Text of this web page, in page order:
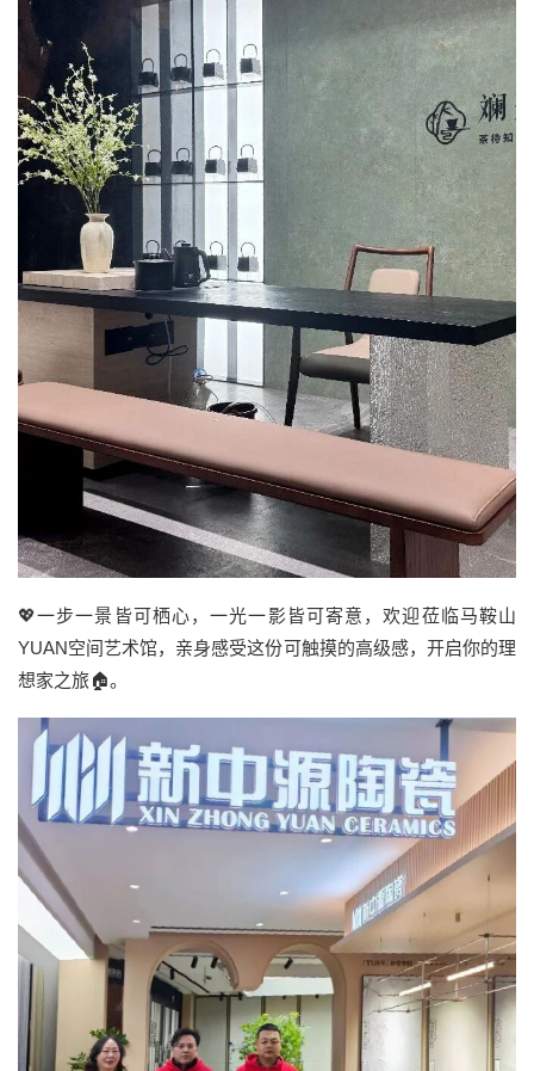
💖一步一景皆可栖心，一光一影皆可寄意，欢迎莅临马鞍山
YUAN空间艺术馆，亲身感受这份可触摸的高级感，开启你的理
想家之旅🏠。